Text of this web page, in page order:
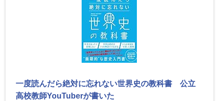
一度読んだら絶対に忘れない世界史の教科書 公立
高校教師YouTuberが書いた